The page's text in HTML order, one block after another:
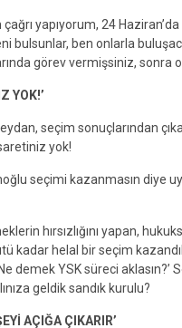
yapıyorum, 24
bulsunlar, ben onlarla
görev vermişsiniz, sonra
YOK!’
seçim sonuçlarından
yok!
seçimi kazanmasın diye
hırsızlığını yapan,
kadar helal bir seçim
demek YSK süreci
geldik sandık kurulu?
AÇIĞA ÇIKARIR’